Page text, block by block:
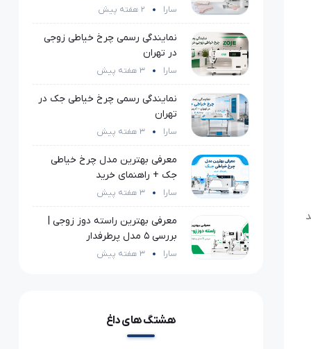
سارا 2 هفته پیش
نمایندگی رسمی چرخ خیاطی زوجی
در تهران
سارا 3 هفته پیش
نمایندگی رسمی چرخ خیاطی جک در
تهران
سارا 3 هفته پیش
معرفی بهترین مدل چرخ خیاطی
جک + راهنمای خرید
سارا 3 هفته پیش
معرفی بهترین راسته دوز زوجی |
بررسی 5 مدل پرطرفدار
سارا 3 هفته پیش
هشتگ های داغ